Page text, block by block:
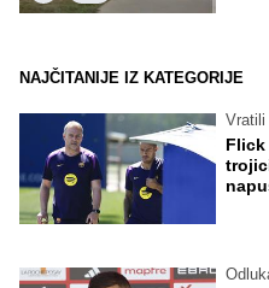
NAJČITANIJE IZ KATEGORIJE
Vratili
Flick